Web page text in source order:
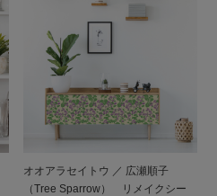
オオアラセイトウ ／ 広瀬順子
（Tree Sparrow） リメイクシー